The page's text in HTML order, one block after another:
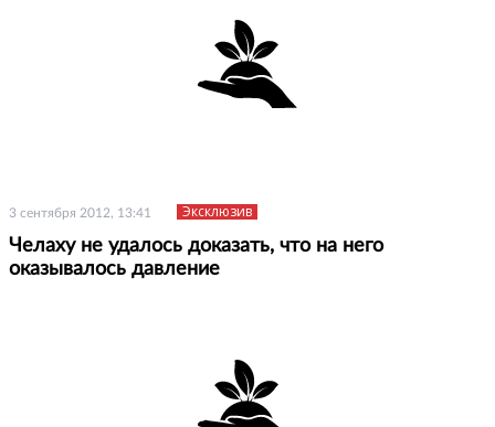
3 сентября 2012, 13:41 Эксклюзив
Челаху не удалось доказать, что на него
оказывалось давление